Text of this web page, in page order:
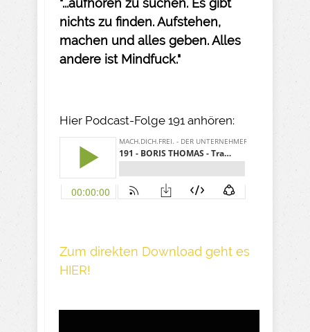
"...aufhören zu suchen. Es gibt
nichts zu finden. Aufstehen,
machen und alles geben. Alles
andere ist Mindfuck."
Hier Podcast-Folge 191 anhören:
Z um direkte n Download geh t es
HIER!